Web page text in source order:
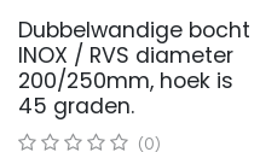
Dubbelwandige bocht
INOX / RVS diameter
200/250mm, hoek is
45 graden.
(0)